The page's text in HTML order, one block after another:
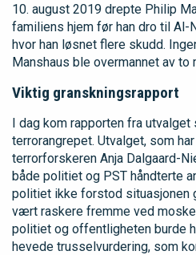
10. august 2019 drepte Philip
familiens hjem før han dro til
hvor han løsnet flere skudd.
Manshaus ble overmannet av to
Viktig granskningsrapport
I dag kom rapporten fra utvalget
terrorangrepet. Utvalget, som
terrorforskeren Anja Dalgaard-
både politiet og PST håndterte
politiet ikke forstod situasjonen
vært raskere fremme ved
politiet og offentligheten burde
hevede trusselvurdering, som